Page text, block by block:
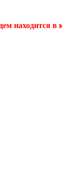
находится